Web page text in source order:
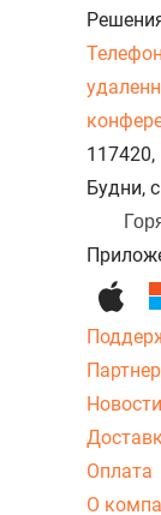
Будни,
Новости
Оплата
О